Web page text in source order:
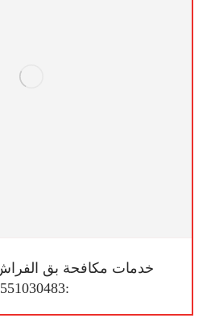
خدمات مكافحة بق
:0551030483